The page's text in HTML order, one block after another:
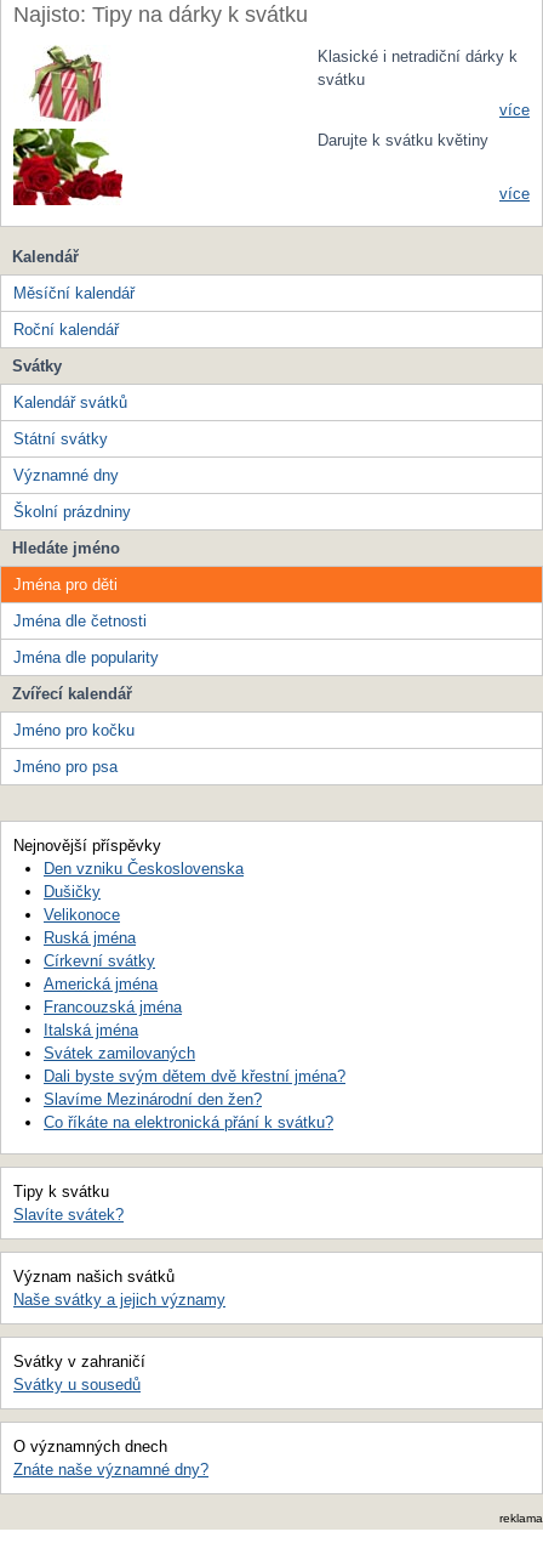
Najisto: Tipy na dárky k svátku
Klasické i netradiční dárky k
svátku
více
Darujte k svátku květiny
více
Kalendář
Měsíční kalendář
Roční kalendář
Svátky
Kalendář svátků
Státní svátky
Významné dny
Školní prázdniny
Hledáte jméno
Jména pro děti
Jména dle četnosti
Jména dle popularity
Zvířecí kalendář
Jméno pro kočku
Jméno pro psa
Nejnovější příspěvky
Den vzniku Československa
Dušičky
Velikonoce
Ruská jména
Církevní svátky
Americká jména
Francouzská jména
Italská jména
Svátek zamilovaných
Dali byste svým dětem dvě křestní jména?
Slavíme Mezinárodní den žen?
Co říkáte na elektronická přání k svátku?
Tipy k svátku
Slavíte svátek?
Význam našich svátků
Naše svátky a jejich významy
Svátky v zahraničí
Svátky u sousedů
O významných dnech
Znáte naše významné dny?
reklama